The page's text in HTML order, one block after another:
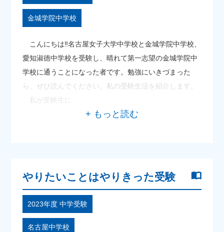
金城学院中学校
こんにちは‼名古屋女子大学中学校と金城学院中学校、
愛知淑徳中学校を受験し、晴れて第一志望の金城学院中
学校に通うことになった者です。勉強にいきづまった
ら、ぜひ読んでください。私の受験生活を紹介します。
私が受験生に
やりたいことはやりきった受験
2023年度 中学受験
名古屋中学校